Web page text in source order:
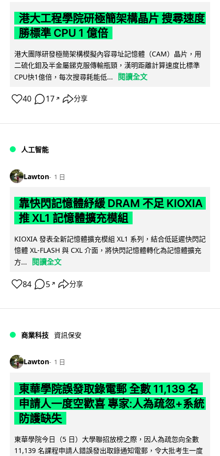
港大工程學院研極簡架構晶片 搜尋速度
勝標準 CPU 1 億倍
港大團隊研發極簡架構模擬內容尋址記憶體（CAM）晶片，用
二硫化鉬及半金屬銻克服傳輸瓶頸，漢明距離計算速度比標準
CPU快1億倍，每次搜尋耗能低...
閱讀全文
40 17 ↗ 分享
人工智能
Lawton 1 日
靠快閃記憶體紓緩 DRAM 不足 KIOXIA
推 XL1 記憶體擴充模組
KIOXIA 發表全新記憶體擴充模組 XL1 系列，結合低延遲快閃記
憶體 XL-FLASH 與 CXL 介面，將快閃記憶體轉化為記憶體擴充
方...
閱讀全文
84 5 ↗ 分享
商業科技 資訊保安
Lawton 1 日
東華學院誤發取錄電郵 全數 11,139 名
申請人一度空歡喜 專家:人為疏忽+系統
防護缺失
東華學院今日（5 日）大學聯招放榜之際，因人為疏忽向全數
11,139 名課程申請人錯誤發出取錄通知電郵，令大批考生一度